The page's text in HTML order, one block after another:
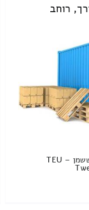
רוחב
נפח של מכולה נמדד ביחידות ששמן TEU –